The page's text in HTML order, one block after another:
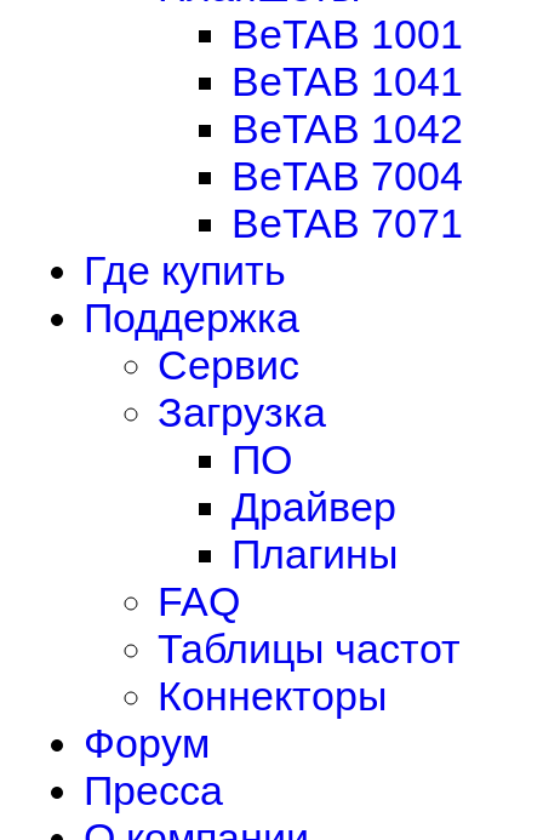
BeTAB 1001
BeTAB 1041
BeTAB 1042
BeTAB 7004
BeTAB 7071
Где купить
Поддержка
Сервис
Загрузка
ПО
Драйвер
Плагины
FAQ
Таблицы частот
Коннекторы
Форум
Пресса